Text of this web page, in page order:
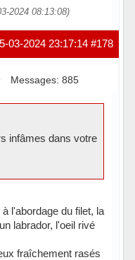
2024 08:13:08)
#178
03-2024 23:17:14
Messages: 885
infâmes dans votre
l'abordage du filet, la
labrador, l'oeil rivé
fraîchement rasés